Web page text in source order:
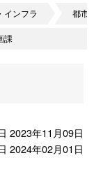
インフラ 都市
課
2023年11月09日
2024年02月01日